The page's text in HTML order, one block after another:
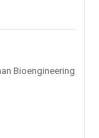
Bioengineering